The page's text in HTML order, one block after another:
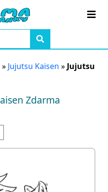
» Jujutsu Kaisen » Jujutsu
Zdarma